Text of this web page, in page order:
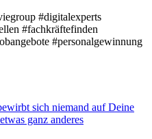
#digitalexperts
#fachkräftefinden
#personalgewinnung
sich niemand auf Deine
ganz anderes